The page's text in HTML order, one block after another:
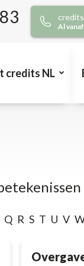
Al
credits NL
Q R S T U V